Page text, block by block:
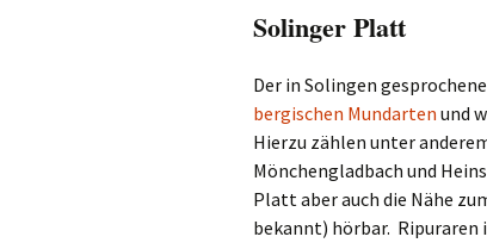
Solinger Platt
Der in Solingen
bergischen Mundarten und
Hierzu zählen unter
Mönchengladbach und
Platt aber auch die Nähe
bekannt) hörbar. Ripuraren